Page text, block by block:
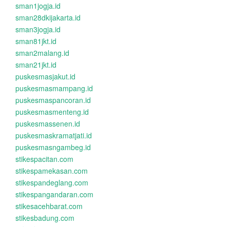
sman1jogja.id
sman28dkijakarta.id
sman3jogja.id
sman81jkt.id
sman2malang.id
sman21jkt.id
puskesmasjakut.id
puskesmasmampang.id
puskesmaspancoran.id
puskesmasmenteng.id
puskesmassenen.id
puskesmaskramatjati.id
puskesmasngambeg.id
stikespacitan.com
stikespamekasan.com
stikespandeglang.com
stikespangandaran.com
stikesacehbarat.com
stikesbadung.com